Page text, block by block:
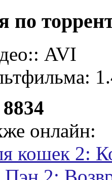
AVI
8834
онлайн:
кошек 2: